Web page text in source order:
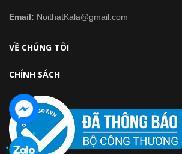
Email: NoithatKala@gmail.com
VỀ CHÚNG TÔI
CHÍNH SÁCH